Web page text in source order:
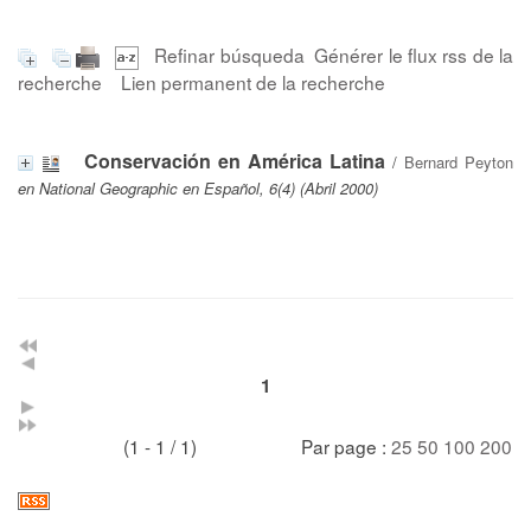
Refinar búsqueda Générer le flux rss de la
recherche
Lien permanent de la recherche
Conservación en América Latina / Bernard Peyton
en National Geographic en Español, 6(4) (Abril 2000)
1
(1 - 1 / 1) Par page : 25 50 100 200